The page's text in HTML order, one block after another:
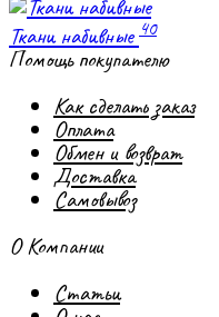
Ткани набивные 40
Помощь покупателю
Как сделать заказ
Оплата
Обмен и возврат
Доставка
Самовывоз
О Компании
Статьи